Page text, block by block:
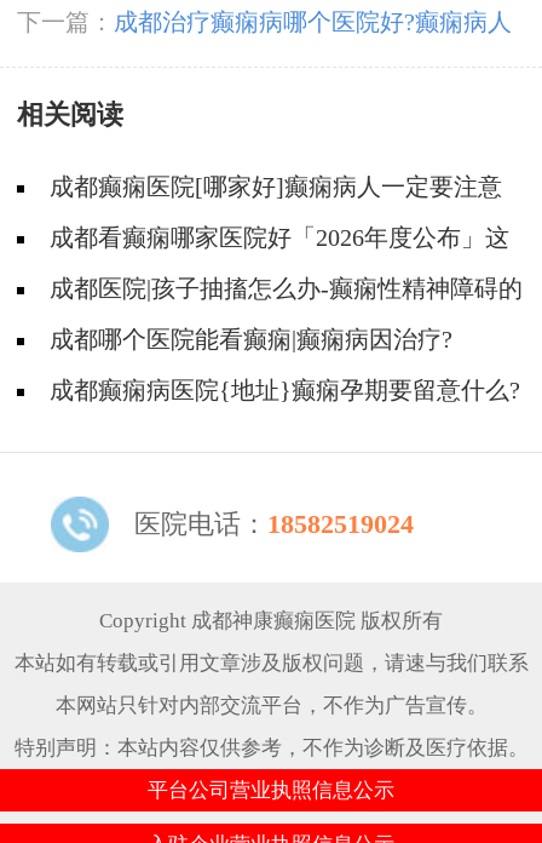
京癫痫专家领衔会诊，守护癫痫患者健康未来!
下一篇： 成都治疗癫痫病哪个医院好?癫痫病人
吃药不规律影响大吗?
相关阅读
成都癫痫医院[哪家好]癫痫病人一定要注意
哪些护理问题?
成都看癫痫哪家医院好「2026年度公布」这
些常见的食物能帮助癫痫治疗!
成都医院|孩子抽搐怎么办-癫痫性精神障碍的
护理措施有哪些?
成都哪个医院能看癫痫|癫痫病因治疗?
成都癫痫病医院{地址}癫痫孕期要留意什么?
医院电话： 18582519024
Copyright 成都神康癫痫医院 版权所有
本站如有转载或引用文章涉及版权问题，请速与我们联系
本网站只针对内部交流平台，不作为广告宣传。
特别声明：本站内容仅供参考，不作为诊断及医疗依据。
平台公司营业执照信息公示